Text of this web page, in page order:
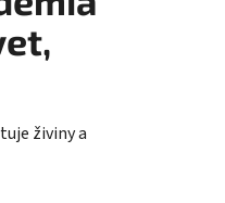
živiny a